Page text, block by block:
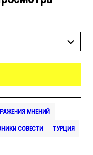
МНЕНИЙ
СОВЕСТИ ТУРЦИЯ